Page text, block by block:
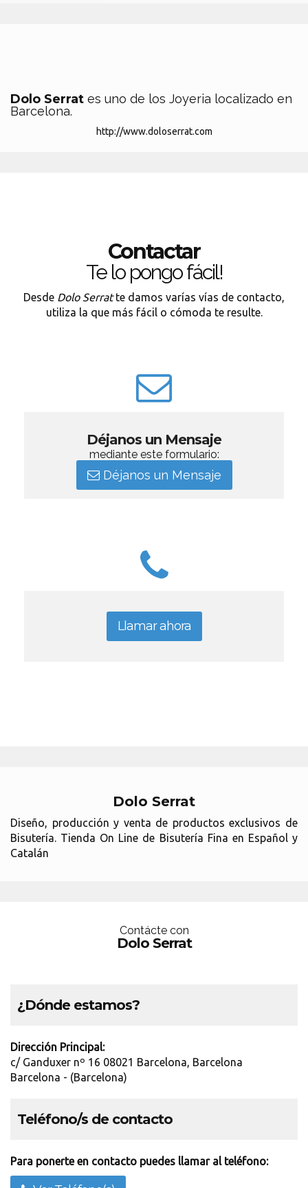
Dolo Serrat es uno de los Joyeria localizado en
Barcelona.
http://www.doloserrat.com
Contactar
Te lo pongo fácil!
Desde Dolo Serratte damos varías vías de contacto,
utiliza la que más fácil o cómoda te resulte.
Déjanos un Mensaje
mediante este formulario:
Déjanos un Mensaje
Llamar ahora
Dolo Serrat
Diseño, producción y venta de productos exclusivos de
Bisutería. Tienda On Line de Bisutería Fina en Español y
Catalán
Contácte con
Dolo Serrat
¿Dónde estamos?
Dirección Principal:
c/ Ganduxer nº 16 08021 Barcelona, Barcelona
Barcelona - (Barcelona)
Teléfono/s de contacto
Para ponerte en contacto puedes llamar al teléfono: